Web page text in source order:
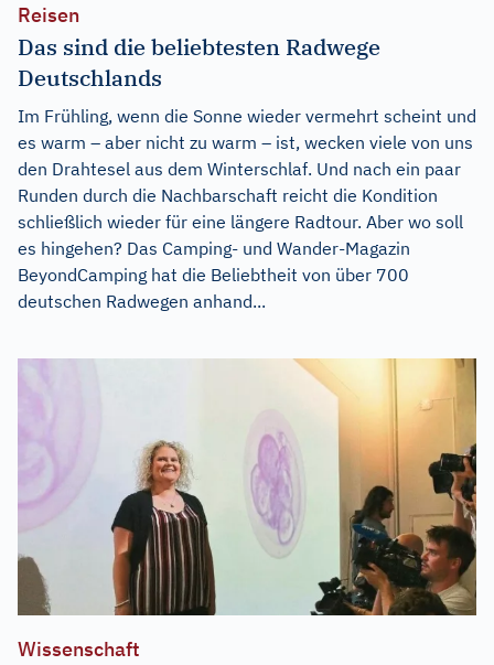
Reisen
Das sind die beliebtesten Radwege
Deutschlands
Im Frühling, wenn die Sonne wieder vermehrt scheint und
es warm – aber nicht zu warm – ist, wecken viele von uns
den Drahtesel aus dem Winterschlaf. Und nach ein paar
Runden durch die Nachbarschaft reicht die Kondition
schließlich wieder für eine längere Radtour. Aber wo soll
es hingehen? Das Camping- und Wander-Magazin
BeyondCamping hat die Beliebtheit von über 700
deutschen Radwegen anhand...
Wissenschaft